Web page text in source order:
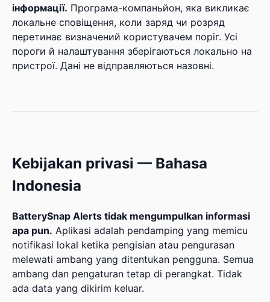
інформації. Програма-компаньйон, яка викликає
локальне сповіщення, коли заряд чи розряд
перетинає визначений користувачем поріг. Усі
пороги й налаштування зберігаються локально на
пристрої. Дані не відправляються назовні.
Kebijakan privasi — Bahasa
Indonesia
BatterySnap Alerts tidak mengumpulkan informasi
apa pun. Aplikasi adalah pendamping yang memicu
notifikasi lokal ketika pengisian atau pengurasan
melewati ambang yang ditentukan pengguna. Semua
ambang dan pengaturan tetap di perangkat. Tidak
ada data yang dikirim keluar.